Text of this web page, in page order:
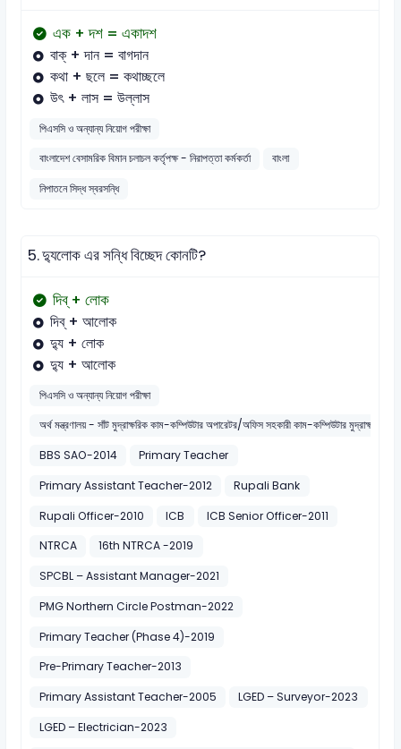
এক + দশ = একাদশ
বাক্ + দান = বাগদান
কথা + ছলে = কথাচ্ছলে
উৎ + লাস = উল্লাস
পিএসসি ও অন্যান্য নিয়োগ পরীক্ষা
বাংলাদেশ বেসামরিক বিমান চলাচল কর্তৃপক্ষ - নিরাপত্তা কর্মকর্তা
বাংলা
নিপাতনে সিদ্ধ স্বরসন্ধি
5.দ্যুলোক এর সন্ধি বিচ্ছেদ কোনটি?
দিব্‌ + লোক
দিব্‌ + আলোক
দ্যু + লোক
দ্যু + আলোক
পিএসসি ও অন্যান্য নিয়োগ পরীক্ষা
অর্থ মন্ত্রণালয় - সাঁট মুদ্রাক্ষরিক কাম-কম্পিউটার অপারেটর/অফিস সহকারী কাম-কম্পিউটার মুদ্রাক্ষরিক
BBS SAO-2014
Primary Teacher
Primary Assistant Teacher-2012
Rupali Bank
Rupali Officer-2010
ICB
ICB Senior Officer-2011
NTRCA
16th NTRCA -2019
SPCBL – Assistant Manager-2021
PMG Northern Circle Postman-2022
Primary Teacher (Phase 4)-2019
Pre-Primary Teacher-2013
Primary Assistant Teacher-2005
LGED – Surveyor-2023
LGED – Electrician-2023